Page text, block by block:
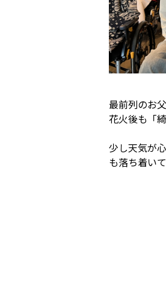
最前列のお
花火後も「
少し天気が
も落ち着い